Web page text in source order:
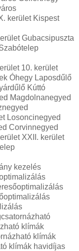
kerület Kispest
Gubacsipuszta
10. kerület
Óhegy Laposdűlő
Kúttó
Magdolnanegyed
Losoncinegyed
Corvinnegyed
XXII. kerület
kezelés
klímák
klímák
klímák havidíjas